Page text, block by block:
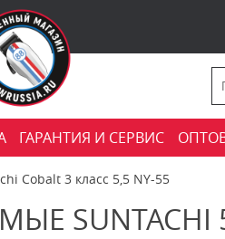
ГАРАНТИЯ И СЕРВИС
Cobalt 3 класс 5,5 NY-55
SUNTACHI